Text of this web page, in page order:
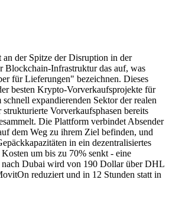
der Spitze der Disruption in der
Blockchain-Infrastruktur das auf, was
für Lieferungen" bezeichnen. Dieses
besten Krypto-Vorverkaufsprojekte für
expandierenden Sektor der realen
Vorverkaufsphasen bereits
Die Plattform verbindet Absender
dem Weg zu ihrem Ziel befinden, und
in ein dezentralisiertes
um bis zu 70% senkt - eine
Dubai wird von 190 Dollar über DHL
reduziert und in 12 Stunden statt in